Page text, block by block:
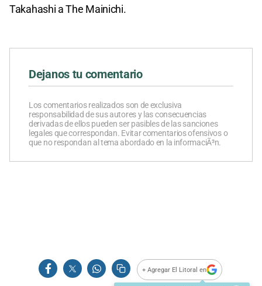
Takahashi a The Mainichi.
Dejanos tu comentario
Los comentarios realizados son de exclusiva
responsabilidad de sus autores y las consecuencias
derivadas de ellos pueden ser pasibles de las sanciones
legales que correspondan. Evitar comentarios ofensivos o
que no respondan al tema abordado en la informaciÃ³n.
+ Agregar El Litoral en